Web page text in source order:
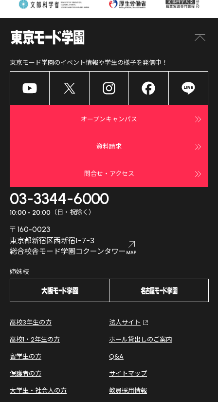
東京モード学園のイベント情報や学生の様子を発信中！
オープンキャンパス
資料請求
問合せ・アクセス
03-3344-6000
10:00 - 20:00 （日・祝除く）
〒160-0023
東京都新宿区西新宿1-7-3
総合校舎モード学園コクーンタワー
姉妹校
高校3年生の方
高校1・2年生の方
留学生の方
保護者の方
大学生・社会人の方
法人サイト
ホール貸出しのご案内
Q&A
サイトマップ
教員採用情報